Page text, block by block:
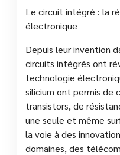
Le circuit intégré : la
électronique
Depuis leur invention
circuits intégrés ont
technologie
silicium ont permis de
transistors, de
une seule et même
la voie à des
domaines, des